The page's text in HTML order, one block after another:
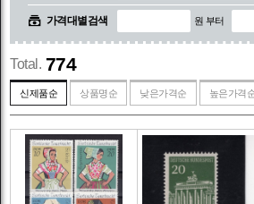
가격대별검색 원 부터
Total. 774
신제품순 상품명순 낮은가격순 높은가격